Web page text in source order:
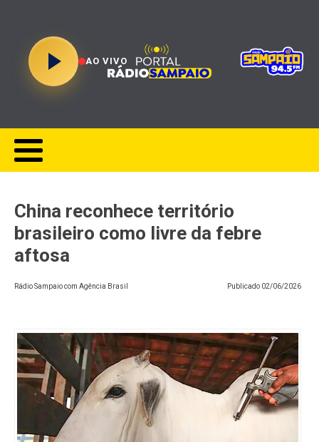
AO VIVO
China reconhece território
brasileiro como livre da febre
aftosa
Rádio Sampaio com Agência Brasil Publicado 02/06/2026